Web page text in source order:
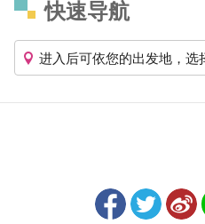
快速导航
进入后可依您的出发地，选